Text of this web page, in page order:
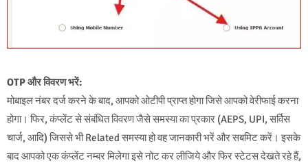
OTP और विवरण भरें:
मोबाइल नंबर दर्ज करने के बाद, आपको ओटीपी प्राप्त होगा जिसे आपको वेरीफाई करना
होगा। फिर, कंप्लेंट से संबंधित विवरण जैसे समस्या का प्रकार (AEPS, UPI, सर्विस
चार्ज, आदि) जिससे भी Related समस्या हो वह जानकारी भरें और सबमिट करें। इसके
बाद आपको एक कंप्लेंट नम्बर मिलेगा इसे नोट कर लीजिये और फिर स्टेटस देखते रहे हैं,